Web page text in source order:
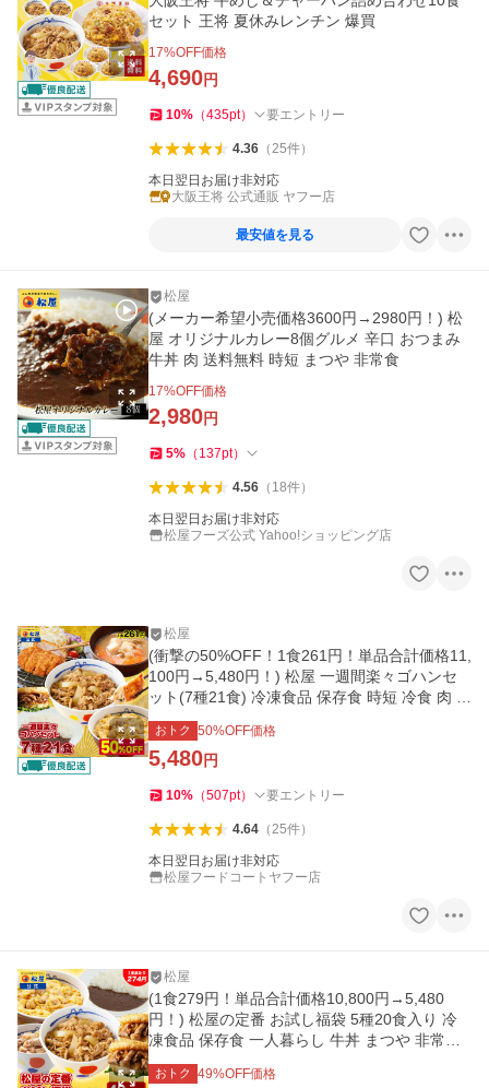
セット 王将 夏休みレンチン 爆買
17%OFF価格
4,690円
10% （435pt） 要エントリー
4.36（25件）
本日翌日お届け非対応
大阪王将 公式通販 ヤフー店
最安値を見る
松屋
(メーカー希望小売価格3600円→2980円！) 松
屋 オリジナルカレー8個グルメ 辛口 おつまみ
牛丼 肉 送料無料 時短 まつや 非常食
17%OFF価格
2,980円
5% （ 137pt）
4.56（ 18件）
本日翌日お届け非対応
松屋フーズ公式 Yahoo!ショッピング店
松屋
(衝撃の50%OFF！1食261円！単品合計価格11,
100円→5,480円！) 松屋 一週間楽々ゴハンセ
ット(7種21食) 冷凍食品 保存食 時短 冷食 肉 非
常食
おトク 50%OFF価格
5,480円
10% （507pt） 要エントリー
4.64（25件）
本日翌日お届け非対応
松屋フードコートヤフー店
松屋
(1食279円！単品合計価格10,800円→5,480
円！) 松屋の定番 お試し福袋 5種20食入り 冷
凍食品 保存食 一人暮らし 牛丼 まつや 非常食
米 お米
おトク 49%OFF価格